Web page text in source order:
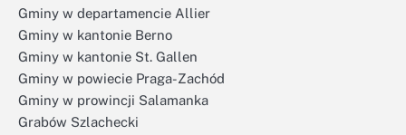
Gminy w departamencie Allier
Gminy w kantonie Berno
Gminy w kantonie St. Gallen
Gminy w powiecie Praga-Zachód
Gminy w prowincji Salamanka
Grabów Szlachecki